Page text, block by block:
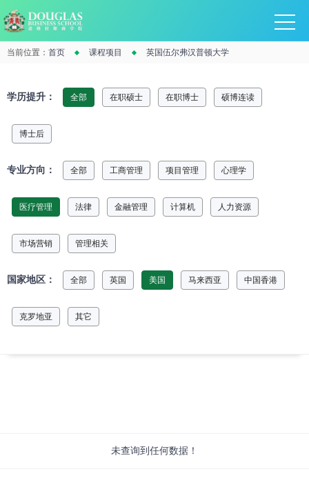
当前位置： 首页 课程项目 英国伍尔弗汉普顿大学
学历提升： 全部 在职硕士 在职博士 硕博连读
博士后
专业方向： 全部 工商管理 项目管理 心理学
医疗管理 法律 金融管理 计算机 人力资源
市场营销 管理相关
国家地区： 全部 英国 美国 马来西亚 中国香港
克罗地亚 其它
未查询到任何数据！